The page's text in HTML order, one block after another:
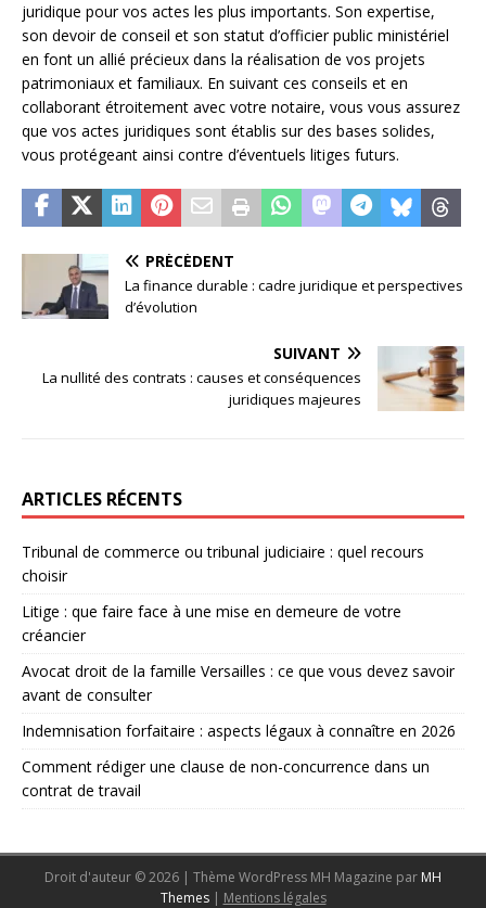
juridique pour vos actes les plus importants. Son expertise,
son devoir de conseil et son statut d’officier public ministériel
en font un allié précieux dans la réalisation de vos projets
patrimoniaux et familiaux. En suivant ces conseils et en
collaborant étroitement avec votre notaire, vous vous assurez
que vos actes juridiques sont établis sur des bases solides,
vous protégeant ainsi contre d’éventuels litiges futurs.
PRÉCÉDENT
La finance durable : cadre juridique et perspectives
d’évolution
SUIVANT
La nullité des contrats : causes et conséquences
juridiques majeures
ARTICLES RÉCENTS
Tribunal de commerce ou tribunal judiciaire : quel recours
choisir
Litige : que faire face à une mise en demeure de votre
créancier
Avocat droit de la famille Versailles : ce que vous devez savoir
avant de consulter
Indemnisation forfaitaire : aspects légaux à connaître en 2026
Comment rédiger une clause de non-concurrence dans un
contrat de travail
Droit d'auteur © 2026 | Thème WordPress MH Magazine par MH
Themes | Mentions légales